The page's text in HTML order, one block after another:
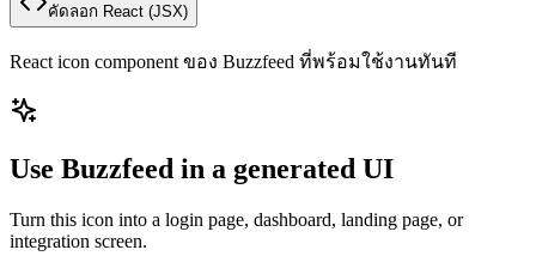
คัดลอก React (JSX)
React icon component ของ Buzzfeed ที่พร้อมใช้งานทันที
Use Buzzfeed in a generated UI
Turn this icon into a login page, dashboard, landing page, or
integration screen.